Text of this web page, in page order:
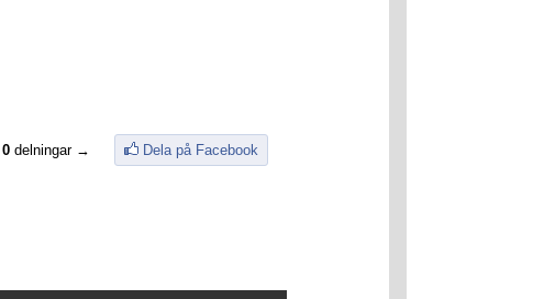
0delningar → Dela på Facebook